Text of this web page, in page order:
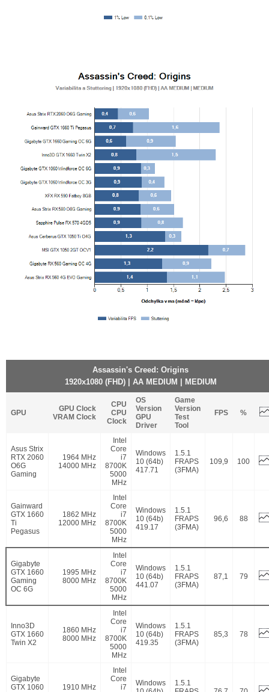
Assassin's Creed: Origins
1920x1080 (FHD) | AA MEDIUM | MEDIUM
GPU
GPU Clock
VRAM Clock
CPU
CPU
Clock
OS
Version
GPU
Driver
Game
Version
Test
Tool
FPS %
Asus Strix
RTX 2060
O6G
Gaming
1964 MHz
14000 MHz
Intel
Core
i7
8700K
5000
MHz
Windows
10 (64b)
417.71
1.5.1
FRAPS
(3FMA)
109,9 100
Gainward
GTX 1660
Ti
Pegasus
1862 MHz
12000 MHz
Intel
Core
i7
8700K
5000
MHz
Windows
10 (64b)
419.17
1.5.1
FRAPS
(3FMA)
96,6 88
Gigabyte
GTX 1660
Gaming
OC 6G
1995 MHz
8000 MHz
Intel
Core
i7
8700K
5000
MHz
Windows
10 (64b)
441.07
1.5.1
FRAPS
(3FMA)
87,1 79
Inno3D
GTX 1660
Twin X2
1860 MHz
8000 MHz
Intel
Core
i7
8700K
5000
MHz
Windows
10 (64b)
419.35
1.5.1
FRAPS
(3FMA)
85,3 78
Gigabyte
GTX 1060
1910 MHz
Intel
Core
i7
Windows
1.5.1